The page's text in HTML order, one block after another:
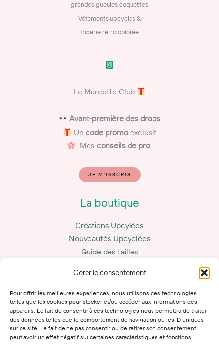
Gérer le consentement
Pour offrir les meilleures expériences, nous utilisons des technologies
telles que les cookies pour stocker et/ou accéder aux informations des
appareils. Le fait de consentir à ces technologies nous permettra de traiter
des données telles que le comportement de navigation ou les ID uniques
sur ce site. Le fait de ne pas consentir ou de retirer son consentement
peut avoir un effet négatif sur certaines caractéristiques et fonctions.
grandes gueules coquettes
Vêtements upcyclés &
friperie rétro colorée
Le Marcotte Club
​Avant-première des drops
Un code promoexclusif
Mesconseils de pro
JE M'INSCRIS
La boutique
Créations Upcylées
Nouveautés Upcyclées
Guide des tailles
La marque
Le Marcotte Club
Mes conseils
Mon histoire